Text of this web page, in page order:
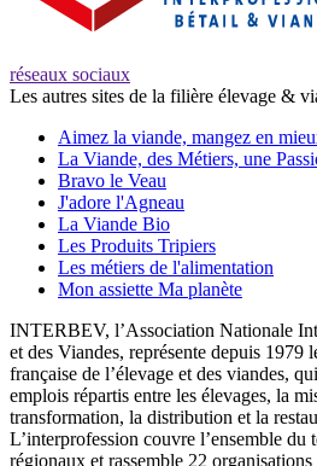
réseaux sociaux
Les autres sites de la filière élevage &
Aimez la viande, mangez en
La Viande, des Métiers, une
Bravo le Veau
J'adore l'Agneau
La Viande Bio
Les Produits Tripiers
Les métiers de l'alimentation
Mon assiette Ma planète
INTERBEV, l’Association Nationale
et des Viandes, représente depuis 1979
française de l’élevage et des viandes,
emplois répartis entre les élevages, la
transformation, la distribution et la
L’interprofession couvre l’ensemble du
régionaux et rassemble 22